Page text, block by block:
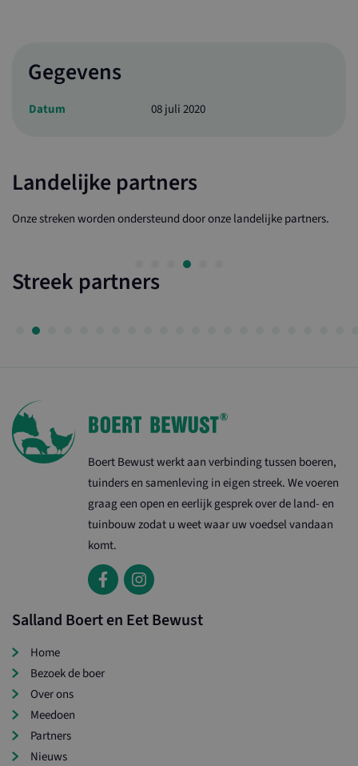
Gegevens
Datum 08 juli 2020
Landelijke partners
Onze streken worden ondersteund door onze landelijke partners.
Streek partners
Boert Bewust werkt aan verbinding tussen boeren,
tuinders en samenleving in eigen streek. We voeren
graag een open en eerlijk gesprek over de land- en
tuinbouw zodat u weet waar uw voedsel vandaan
komt.
Salland Boert en Eet Bewust
Home
Bezoek de boer
Over ons
Meedoen
Partners
Nieuws